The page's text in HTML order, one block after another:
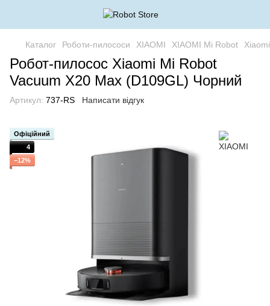
Каталог Роботи-пилососи XIAOMI XIAOMI Mi Robot
Робот-пилосос Xiaomi Mi Robot
Vacuum X20 Max (D109GL) Чорний
Артикул: 737-RS Написати відгук
Офіційний
4
−12%